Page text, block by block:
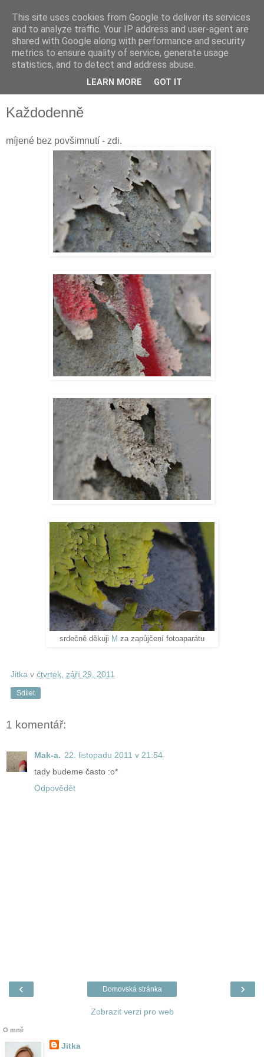
Každodenně
míjené bez povšimnutí - zdi.
srdečně děkuji M za zapůjčení fotoaparátu
Jitka v čtvrtek, září 29, 2011
Sdílet
1 komentář:
Mak-a. 22. listopadu 2011 v 21:54
tady budeme často :o*
Odpovědět
‹ ›
Domovská stránka
Zobrazit verzi pro web
O mně
Jitka
This site uses cookies from Google to deliver its services
and to analyze traffic. Your IP address and user-agent are
shared with Google along with performance and security
metrics to ensure quality of service, generate usage
statistics, and to detect and address abuse.
LEARN MORE GOT IT